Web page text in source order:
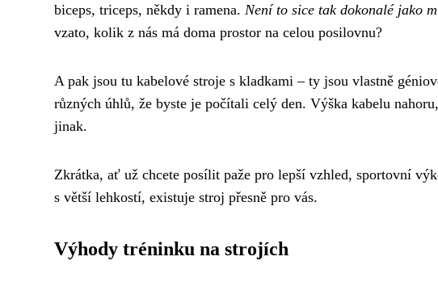
biceps, triceps, někdy i ramena. Není to sice tak dokonalé jako
vzato, kolik z nás má doma prostor na celou posilovnu?
A pak jsou tu kabelové stroje s kladkami – ty jsou vlastně
různých úhlů, že byste je počítali celý den. Výška kabelu
jinak.
Zkrátka, ať už chcete posílit paže pro lepší vzhled, sportovní
s větší lehkostí, existuje stroj přesně pro vás.
Výhody tréninku na strojích